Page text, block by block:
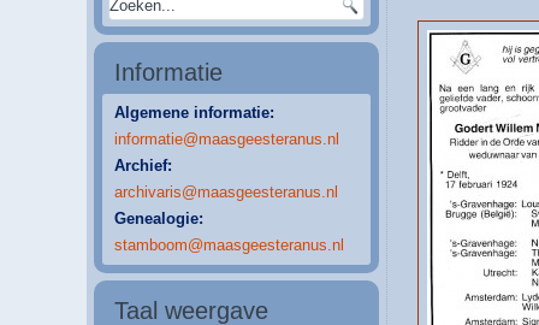
Informatie
Algemene informatie:
informatie@maasgeesteranus.nl
Archief:
archivaris@maasgeesteranus.nl
Genealogie:
stamboom@maasgeesteranus.nl
Taal weergave